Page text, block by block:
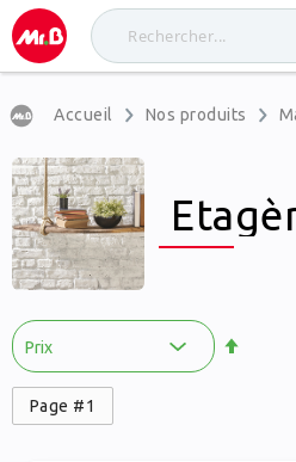
Accueil Nos produits
Page #1